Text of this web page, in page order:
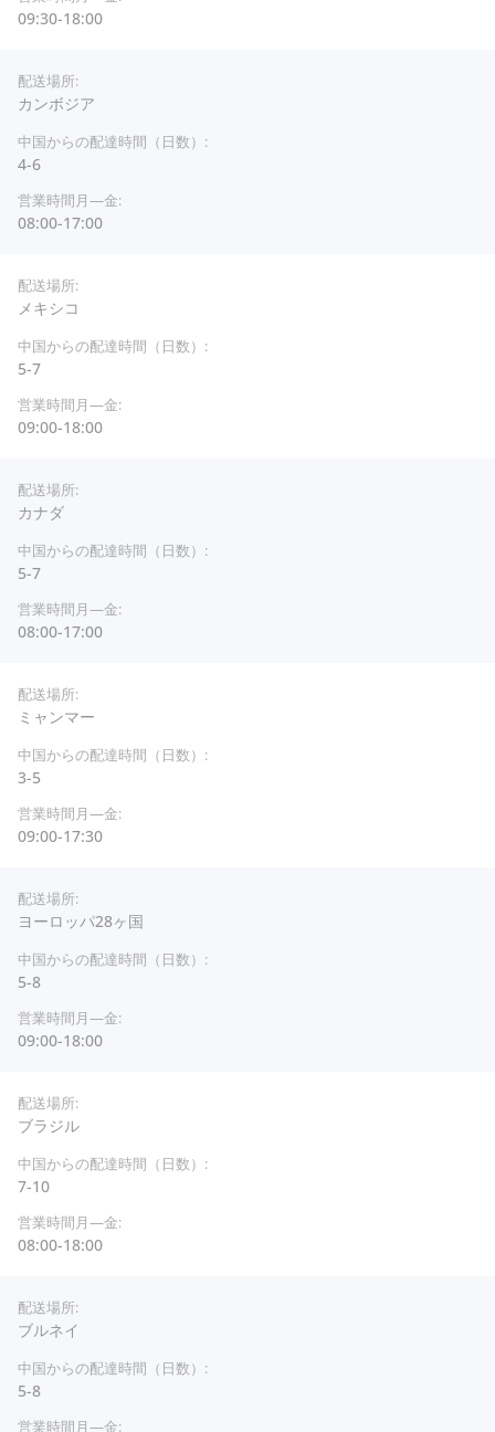
09:30-18:00
カンボジア
4-6
08:00-17:00
メキシコ
5-7
09:00-18:00
カナダ
5-7
08:00-17:00
ミャンマー
3-5
09:00-17:30
ヨーロッパ28ヶ国
5-8
09:00-18:00
ブラジル
7-10
08:00-18:00
ブルネイ
5-8